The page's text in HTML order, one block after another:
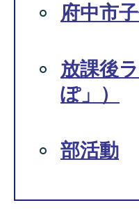
府中市
放課後
ぽ」）
部活動